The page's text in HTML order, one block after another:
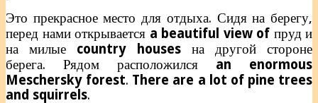
Это прекрасное место для отдыха. Сидя на берегу,
перед нами открывается a beautiful view of пруд и
на милые country houses на другой стороне
берега. Рядом расположился an enormous
Meschersky forest. There are a lot of pine trees
and squirrels.